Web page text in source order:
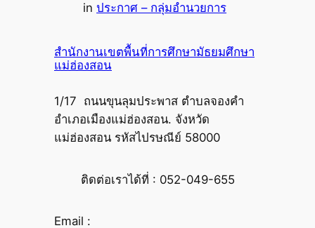
inประกาศ – กลุ่มอำนวยการ
สำนักงานเขตพื้นที่การศึกษามัธยมศึกษา
แม่ฮ่องสอน
1/17 ถนนขุนลุมประพาส ตำบลจองคำ
อำเภอเมืองแม่ฮ่องสอน. จังหวัด
แม่ฮ่องสอน รหัสไปรษณีย์ 58000
ติดต่อเราได้ที่ : 052-049-655
Email :